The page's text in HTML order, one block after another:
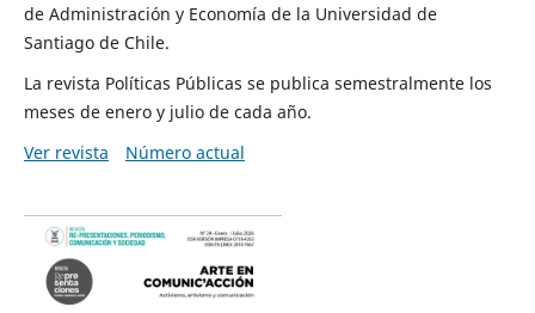
de Administración y Economía de la Universidad de
Santiago de Chile.
La revista Políticas Públicas se publica semestralmente los
meses de enero y julio de cada año.
Ver revista
Número actual